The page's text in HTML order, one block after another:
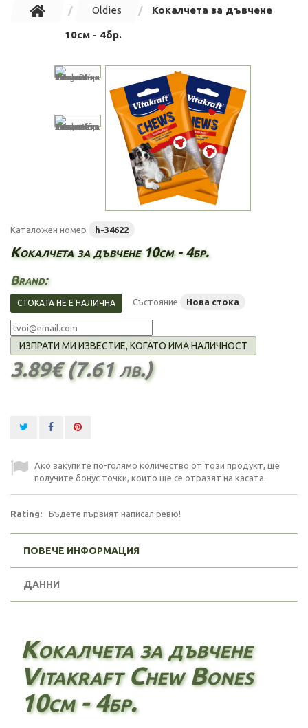
Oldies Кокалчета за дъвчене
10см - 4бр.
Каталожен номер h-34622
Кокалчета за дъвчене 10см - 4бр.
Brand:
СТОКАТА НЕ Е НАЛИЧНА Състояние Нова стока
ИЗПРАТИ МИ ИЗВЕСТИЕ, КОГАТО ИМА НАЛИЧНОСТ
3.89€ (7.61 лв.)
Ако закупите по-голямо количество от този продукт, ще
получите бонус точки, които ще се отразят на касата.
Rating: Бъдете първият написал ревю!
ПОВЕЧЕ ИНФОРМАЦИЯ
ДАННИ
Кокалчета за дъвчене
Vitakraft Chew Bones
10см - 4бр.